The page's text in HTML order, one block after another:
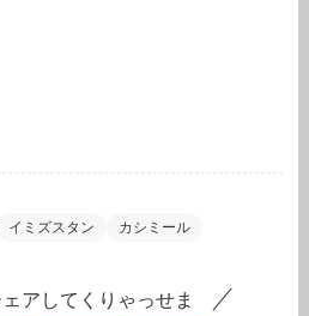
イミズスタン カシミール
アしてくりゃっせま